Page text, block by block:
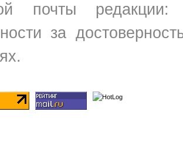
почты
за